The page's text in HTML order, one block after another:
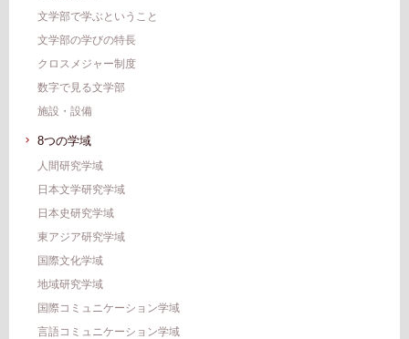
⽂学部で学ぶということ
⽂学部の学びの特長
クロスメジャー制度
数字で⾒る⽂学部
施設・設備
8つの学域
人間研究学域
日本文学研究学域
日本史研究学域
東アジア研究学域
国際文化学域
地域研究学域
国際コミュニケーション学域
言語コミュニケーション学域